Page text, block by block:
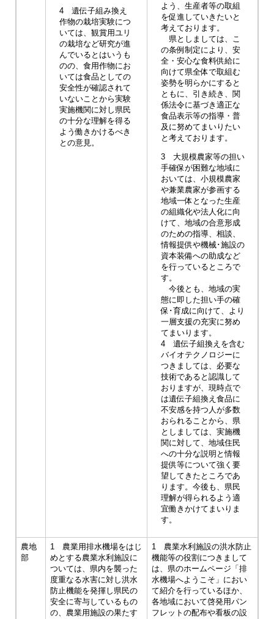
4 遺伝子組み換え
作物の栽培実験につ
いては、観賞用ユリ
の栽培など研究が進
んでいるとはいうも
のの、食用作物にお
いては食品としての
安全性が確認されて
いないことから実験
実施機関に対し県民
の十分な理解を得る
よう働きかけるべき
との意見。
よう、生産者等の取組
を促進していきたいと
考えております。
県としましては、こ
の条例制定により、安
全・安心な食料供給に
向けて県全体で取組む
姿勢を明らかにすると
ともに、引き続き、関
係法令に基づき適正な
食品表示等の指導・普
及に努めてまいりたい
と考えております。
3 大規模農家等の担い
手確保が困難な地域に
おいては、小規模農家
や兼業農家が参画する
地域一体となった生産
の組織化や法人化に向
けて、地域の合意形成
のための指導、相談、
情報提供や機械･施設の
資本装備への助成など
を行っているところで
す。
今後とも、地域の実
態に即した担い手の確
保･育成に向けて、より
一層支援の充実に努め
てまいります。
4 遺伝子組換えを含む
バイオテクノロジーに
つきましては、必要な
技術であると認識して
おりますが、現時点で
は遺伝子組換え食品に
不安感を持つ人が多数
おられることから、県
としましては、実施機
関に対して、地域住民
への十分な説明と情報
提供等について強く要
望してきたところであ
ります。今後も、県民
理解が得られるよう適
宜働きかけてまいりま
す。
農地
部
1 農業用排水機場をはじ
めとする農業水利施設に
ついては、県内を襲った
度重なる水害に対し洪水
防止機能を発揮し県民の
安全に寄与しているもの
の、農業用施設の果たす
1 農業水利施設の洪水防止
機能等の役割につきまして
は、県のホームページ「排
水機場へようこそ」におい
て紹介を行っているほか、
各地域において啓発用パン
フレットの配布や看板の設